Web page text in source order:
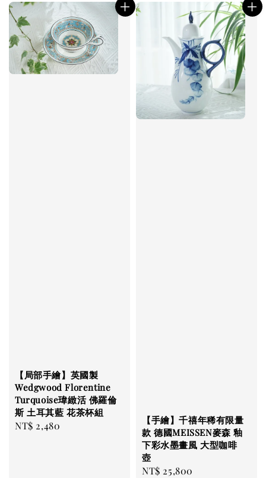
【局部手繪】英國製
Wedgwood Florentine
Turquoise瑋緻活 佛羅倫
斯 土耳其藍 花茶杯組
Regular
NT$ 2,480
【手繪】千禧年稀有限量
款 德國MEISSEN麥森 釉
下彩水墨畫風 大型咖啡
壺
Regular
NT$ 25,800